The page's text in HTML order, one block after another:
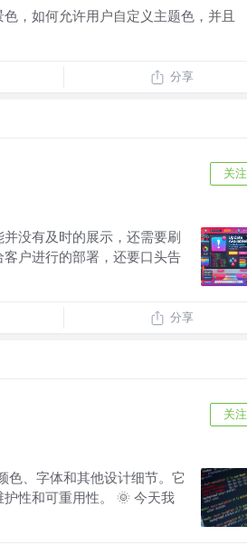
，如何允许用户自定义主题色，并且
分享
关注
没有及时的展示，还需要刷
户进行的部署，还要口头告
分享
关注
色、字体和其他设计细节。它
性和可重用性。 🌞 今天我